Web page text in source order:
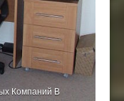
Компаний В